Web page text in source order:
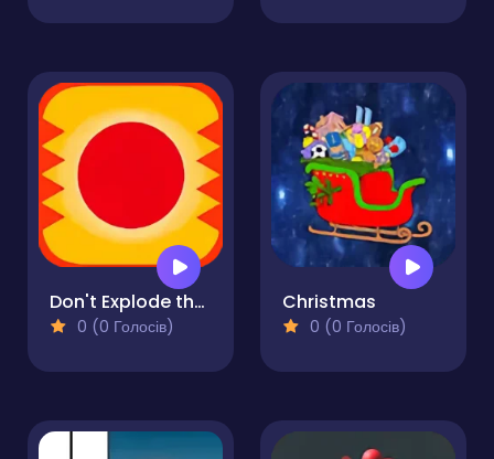
Don't Explode the Ball
0 (0 Голосів)
Christmas
0 (0 Голосів)